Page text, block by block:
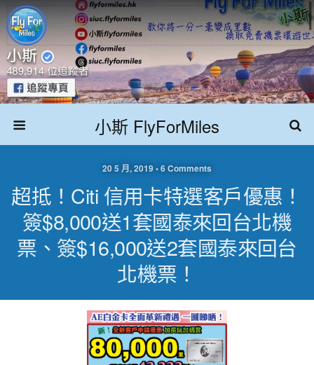
小斯 FlyForMiles
20 5 月, 2019 • 6 Comments
超抵！Citi 信用卡特選客戶優惠！
簽$8,000送1套國泰來回台北機
票、簽$16,000送2套國泰來回台
北機票！